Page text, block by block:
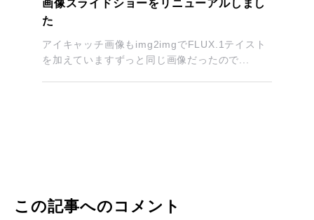
画像スライドショーをリニューアルしまし
た
アイキャッチ画像もimg2imgでFLUX.1テイスト
を加えていますずっと同じ画像だったので...
この記事へのコメント